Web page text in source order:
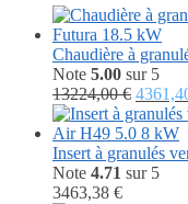
Chaudière à
Note 5.00 sur 5
13224,00€ Le
prix
initial
était :
Insert à granulés
Note 4.71 sur 5
3463,38 €